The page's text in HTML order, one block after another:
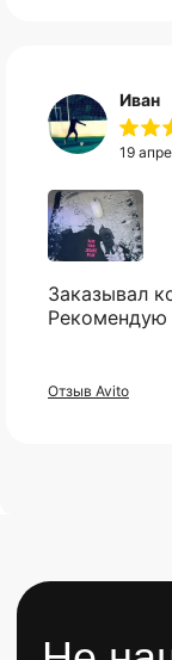
Иван
19
Заказывал
Рекомендую
Отзыв Avito
ИП Карасев Арсений
Компьютеры
Мониторы
Комплектующие
Все товары ↵